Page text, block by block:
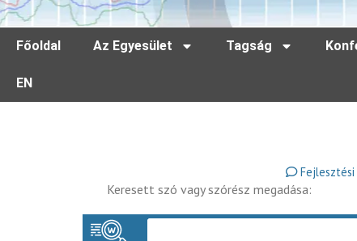
Főoldal Az Egyesület Tagság
EN
Fejlesztési
Keresett szó vagy szórész megadása: